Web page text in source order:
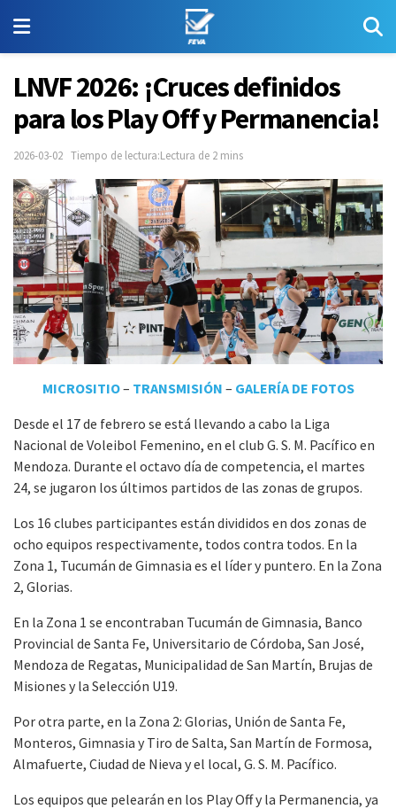
LNVF 2026: ¡Cruces definidos
para los Play Off y Permanencia!
2026-03-02 Tiempo de lectura:Lectura de 2 mins
MICROSITIO– TRANSMISIÓN – GALERÍA DE FOTOS
Desde el 17 de febrero se está llevando a cabo la Liga
Nacional de Voleibol Femenino, en el club G. S. M. Pacífico en
Mendoza. Durante el octavo día de competencia, el martes
24, se jugaron los últimos partidos de las zonas de grupos.
Los 16 clubes participantes están divididos en dos zonas de
ocho equipos respectivamente, todos contra todos. En la
Zona 1, Tucumán de Gimnasia es el líder y puntero. En la Zona
2, Glorias.
En la Zona 1 se encontraban Tucumán de Gimnasia, Banco
Provincial de Santa Fe, Universitario de Córdoba, San José,
Mendoza de Regatas, Municipalidad de San Martín, Brujas de
Misiones y la Selección U19.
Por otra parte, en la Zona 2: Glorias, Unión de Santa Fe,
Monteros, Gimnasia y Tiro de Salta, San Martín de Formosa,
Almafuerte, Ciudad de Nieva y el local, G. S. M. Pacífico.
Los equipos que pelearán en los Play Off y la Permanencia, ya